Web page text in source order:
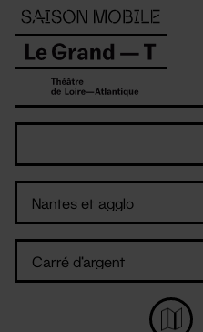
Panneau de gestion des cookies